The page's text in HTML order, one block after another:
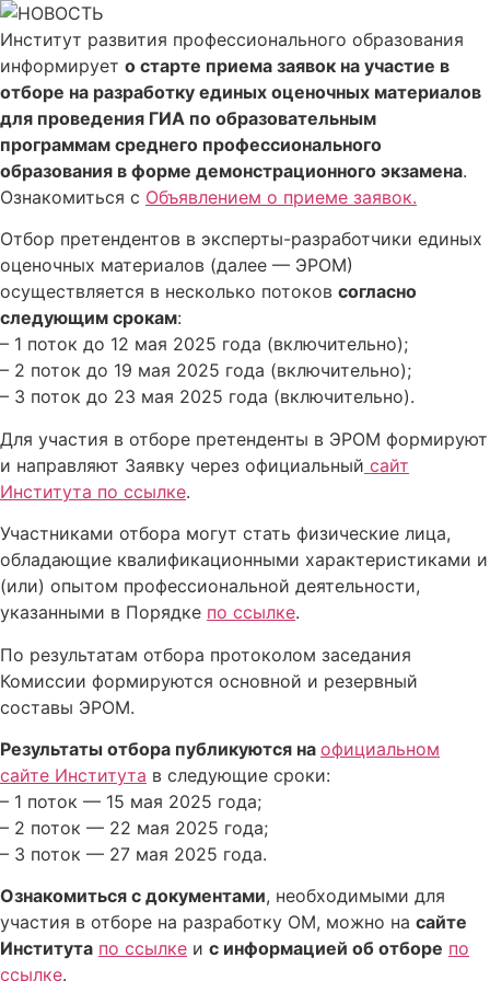
Перейти
к
содержимому
Институт развития профессионального образования
информирует о старте приема заявок на участие в
отборе на разработку единых оценочных материалов
для проведения ГИА по образовательным
программам среднего профессионального
образования в форме демонстрационного экзамена.
Ознакомиться с Объявлением о приеме заявок.
Отбор претендентов в эксперты-разработчики единых
оценочных материалов (далее — ЭРОМ)
осуществляется в несколько потоков согласно
следующим срокам:
– 1 поток до 12 мая 2025 года (включительно);
– 2 поток до 19 мая 2025 года (включительно);
– 3 поток до 23 мая 2025 года (включительно).
Для участия в отборе претенденты в ЭРОМ формируют
и направляют Заявку через официальный сайт
Института по ссылке.
Участниками отбора могут стать физические лица,
обладающие квалификационными характеристиками и
(или) опытом профессиональной деятельности,
указанными в Порядке по ссылке.
По результатам отбора протоколом заседания
Комиссии формируются основной и резервный
составы ЭРОМ.
Результаты отбора публикуются на официальном
сайте Института в следующие сроки:
– 1 поток — 15 мая 2025 года;
– 2 поток — 22 мая 2025 года;
– 3 поток — 27 мая 2025 года.
Ознакомиться с документами, необходимыми для
участия в отборе на разработку ОМ, можно на сайте
Института по ссылке и с информацией об отборе по
ссылке.